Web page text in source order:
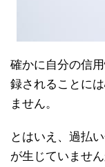
確かに自分の信
録されることに
ません。
とはいえ、過払
が生じていません